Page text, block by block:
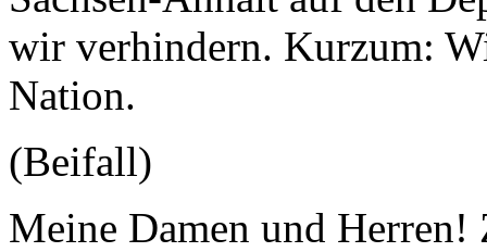
wir verhindern. Kurzum:
Nation.
(Beifall)
Meine Damen und